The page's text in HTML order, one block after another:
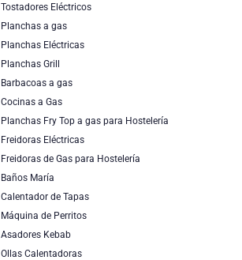
Tostadores Eléctricos
Planchas a gas
Planchas Eléctricas
Planchas Grill
Barbacoas a gas
Cocinas a Gas
Planchas Fry Top a gas para Hostelería
Freidoras Eléctricas
Freidoras de Gas para Hostelería
Baños María
Calentador de Tapas
Máquina de Perritos
Asadores Kebab
Ollas Calentadoras